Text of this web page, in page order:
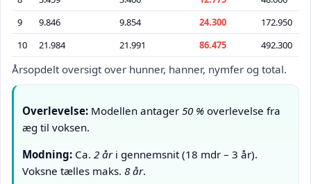
Årsopdelt oversigt over hunner, hanner, nymfer og total.
9
9.846 9.854 24.300
172.950
10
21.984 21.991 86.475 492.300
Overlevelse: Modellen antager 50 % overlevelse fra
æg til voksen.
Modning: Ca. 2 åri gennemsnit (18 mdr – 3 år).
Voksne tælles maks. 8 år.